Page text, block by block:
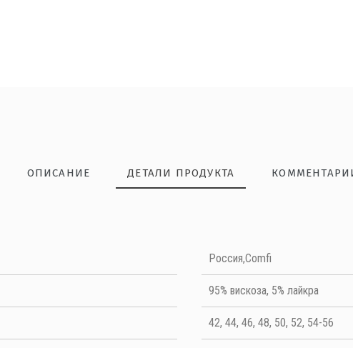
ОПИСАНИЕ ДЕТАЛИ ПРОДУКТА
Россия,Comfi
95% вискоза, 5% лайкра
42, 44, 46, 48, 50, 52, 54-56